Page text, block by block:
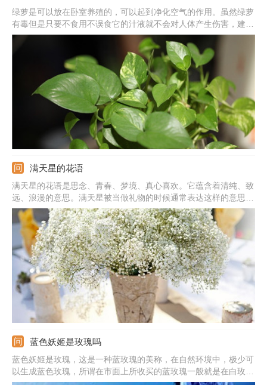
绿萝是可以放在卧室养殖的，可以起到净化空气的作用。虽然绿萝
有毒但是只要不食用不误食它的汁液就不会对人体产生伤害，建议
晚上不要放在卧室养殖，因为呼吸作用会生成二氧化碳。
满天星的花语
满天星的花语是思念、青春、梦境、真心喜欢。它蕴含着清纯、致
远、浪漫的意思。满天星被当做礼物的时候通常表达这样的意思：
我在思念你，你是清纯的，我是真心喜欢你的，拥有你我很喜悦。
蓝色妖姬是玫瑰吗
蓝色妖姬是玫瑰，这是一种蓝玫瑰的美称，在自然环境中，极少可
以生成蓝色玫瑰，所谓在市面上所收买的蓝玫瑰一般就是在白玫瑰
成长初期，还未长成成熟花朵品种的时候，人工加上不易掉色的蓝